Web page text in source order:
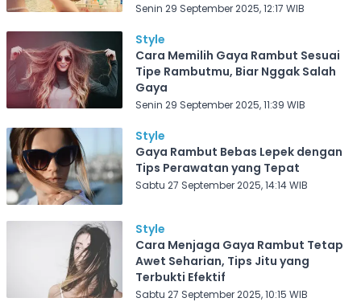
Senin 29 September 2025, 12:17 WIB
Style
Cara Memilih Gaya Rambut Sesuai
Tipe Rambutmu, Biar Nggak Salah
Gaya
Senin 29 September 2025, 11:39 WIB
Style
Gaya Rambut Bebas Lepek dengan
Tips Perawatan yang Tepat
Sabtu 27 September 2025, 14:14 WIB
Style
Cara Menjaga Gaya Rambut Tetap
Awet Seharian, Tips Jitu yang
Terbukti Efektif
Sabtu 27 September 2025, 10:15 WIB